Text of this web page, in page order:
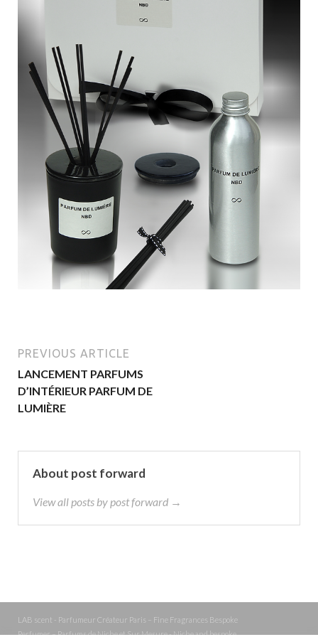
PREVIOUS ARTICLE
LANCEMENT PARFUMS
D’INTÉRIEUR PARFUM DE
LUMIÈRE
About post forward
View all posts by post forward →
LAB scent - Parfumeur Créateur Paris – Fine Fragrances Bespoke
Perfumer – Parfums de Niche et Sur Mesure - Niche and bespoke